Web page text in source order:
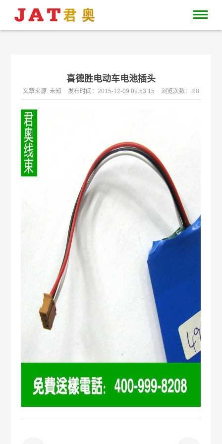
喜德胜电动车电池插头
文章来源: 未知 发布时间：2015-12-09 09:53:15 浏览次数： 88